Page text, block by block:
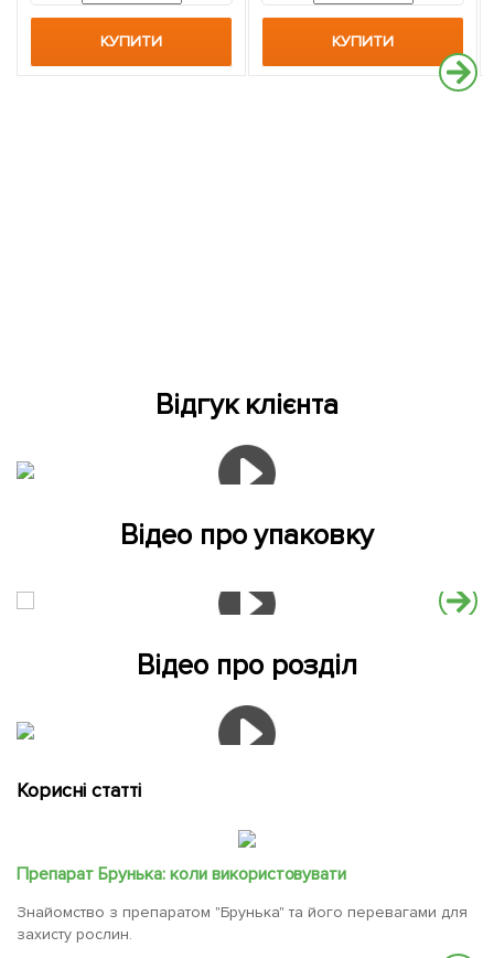
КУПИТИ КУПИТИ
Відгук клієнта
Відео про упаковку
Відео про розділ
Корисні статті
Препарат Брунька: коли використовувати
Знайомство з препаратом "Брунька" та його перевагами для
захисту рослин.